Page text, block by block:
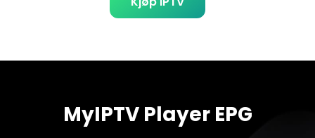
MyIPTV Player EPG